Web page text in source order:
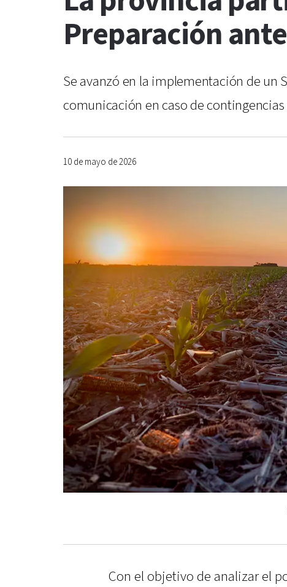
Preparación
Se avanzó en la implementación de un
comunicación en caso de
10 de mayo de 2026
Con el objetivo de analizar el